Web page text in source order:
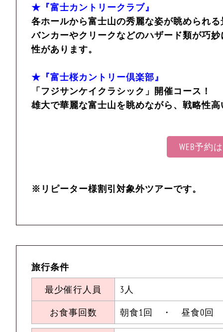
★『富士カントリークラブ』
各ホールから富士山の秀麗な姿が眺められ
バンカーやクリークなどのハザード類が巧
性があります。
★『富士桜カントリー倶楽部』
「フジサンケイクラシック」開催コース！
雄大で華麗な富士山を眺めながら、戦略性
WEB予約
※リピーター様割引対象外ツアーです。
旅行条件
最少催行人員
3人
お食事回数
朝食1回 ・ 昼食0回